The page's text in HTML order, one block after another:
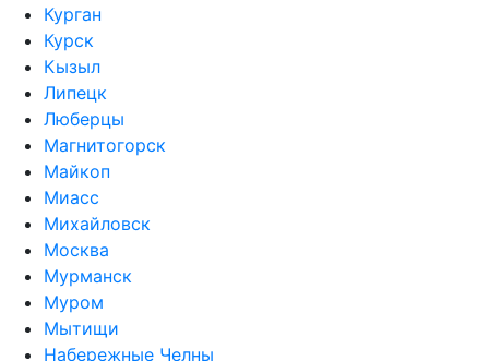
Курган
Курск
Кызыл
Липецк
Люберцы
Магнитогорск
Майкоп
Миасс
Михайловск
Москва
Мурманск
Муром
Мытищи
Набережные Челны